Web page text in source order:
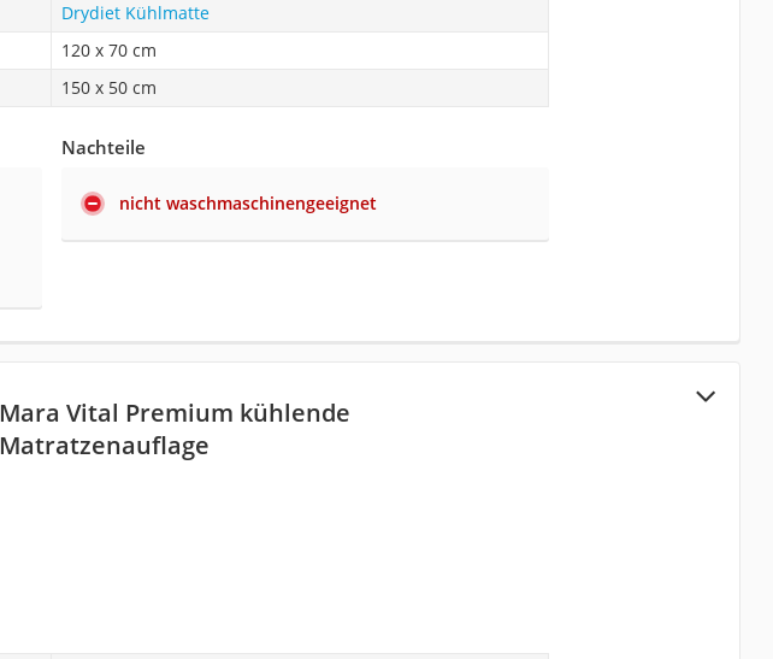
Drydiet Kühlmatte
120 x 70 cm
150 x 50 cm
Nachteile
nicht waschmaschinengeeignet
Mara Vital Premium kühlende
Matratzenauflage